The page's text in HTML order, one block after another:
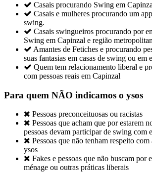
 Casais procurando Swing em
 Casais e mulheres procurando um
swing.
 Casais swingueiros procurando por
Swing em Capinzal e região
 Amantes de Fetiches e procurando
suas fantasias em casas de swing ou em
 Quem tem relacionamento liberal e
com pessoas reais em Capinzal
Para quem NÃO indicamos o ysos
 Pessoas preconceituosas ou racistas
 Pessoas que acham que por estarem
pessoas devam participar de swing com
 Pessoas que não tenham respeito
ysos
 Fakes e pessoas que não buscam por
ménage ou outras práticas liberais